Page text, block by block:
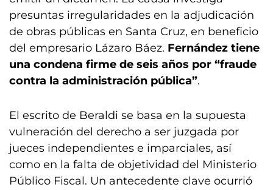
presuntas irregularidades en la adjudicación
de obras públicas en Santa Cruz, en beneficio
del empresario Lázaro Báez. Fernández tiene
una condena firme de seis años por “fraude
contra la administración pública”.
El escrito de Beraldi se basa en la supuesta
vulneración del derecho a ser juzgada por
jueces independientes e imparciales, así
como en la falta de objetividad del Ministerio
Público Fiscal. Un antecedente clave ocurrió